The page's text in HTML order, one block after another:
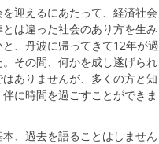
迎えるにあたって、経済社会
とは違った社会のあり方を生み
と、丹波に帰ってきて12年が過
。その間、何かを成し遂げられ
はありませんが、多くの方と知
伴に時間を過ごすことができま
、過去を語ることはしません